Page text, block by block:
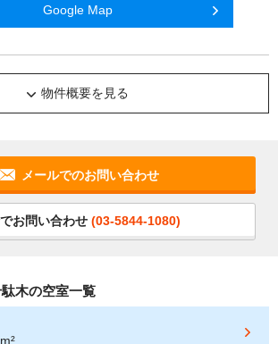
Google Map
物件概要を見る
メールでのお問い合わせ
お問い合わせ (03-5844-1080)
木の空室一覧